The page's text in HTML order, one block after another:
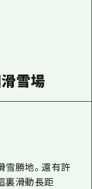
雪場
雪勝地。還有許
裏滑動長距